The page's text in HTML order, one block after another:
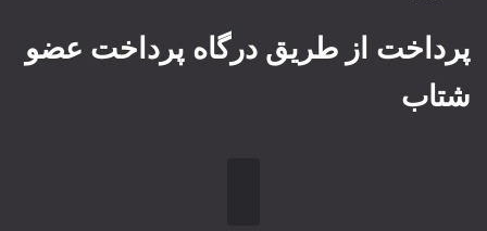
پرداخت از طریق درگاه پرداخت عضو
شتاب